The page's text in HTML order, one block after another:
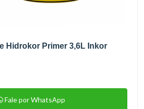
Hidrokor Primer 3,6L Inkor
Fale por WhatsApp